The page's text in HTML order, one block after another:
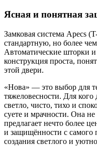
Ясная и понятная
Замковая система Apecs
стандартную, но более
Автоматические шторки
конструкция проста,
этой двери.
«Нова» — это выбор для
тяжеловесности. Для
светло, чисто, тихо и
суете и мрачности. Она
предлагает нечто более
и защищённости с самого
создания светлого и